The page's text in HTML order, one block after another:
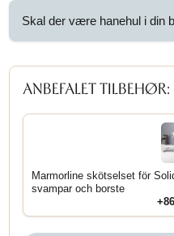
Skal der være hanehul i din
ANBEFALET TILBEHØR:
Marmorline skötselset för
svampar och borste